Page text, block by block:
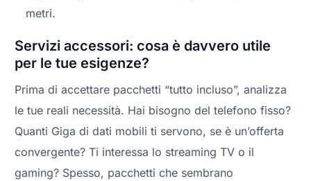
metri.
Servizi accessori: cosa è davvero utile
per le tue esigenze?
Prima di accettare pacchetti “tutto incluso”, analizza
le tue reali necessità. Hai bisogno del telefono fisso?
Quanti Giga di dati mobili ti servono, se è un’offerta
convergente? Ti interessa lo streaming TV o il
gaming? Spesso, pacchetti che sembrano